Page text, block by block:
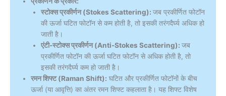
स्टोक्स प्रकीर्णन (Stokes Scattering): जब प्रकीर्णित फोटॉन
की ऊर्जा घटित फोटॉन से कम होती है, तो इसकी तरंगदैर्घ्य अधिक हो
जाती है।
एंटी-स्टोक्स प्रकीर्णन (Anti-Stokes Scattering): जब
प्रकीर्णित फोटॉन की ऊर्जा घटित फोटॉन से अधिक होती है, तो
इसकी तरंगदैर्घ्य कम हो जाती है।
रमन शिफ्ट (Raman Shift): घटित और प्रकीर्णित फोटॉनों के बीच
ऊर्जा (या आवृत्ति) का अंतर रमन शिफ्ट कहलाता है। यह शिफ्ट विशेष